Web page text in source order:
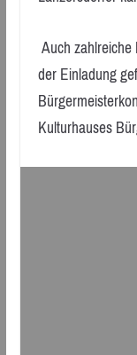
Auch
der Einladung
Kulturhauses